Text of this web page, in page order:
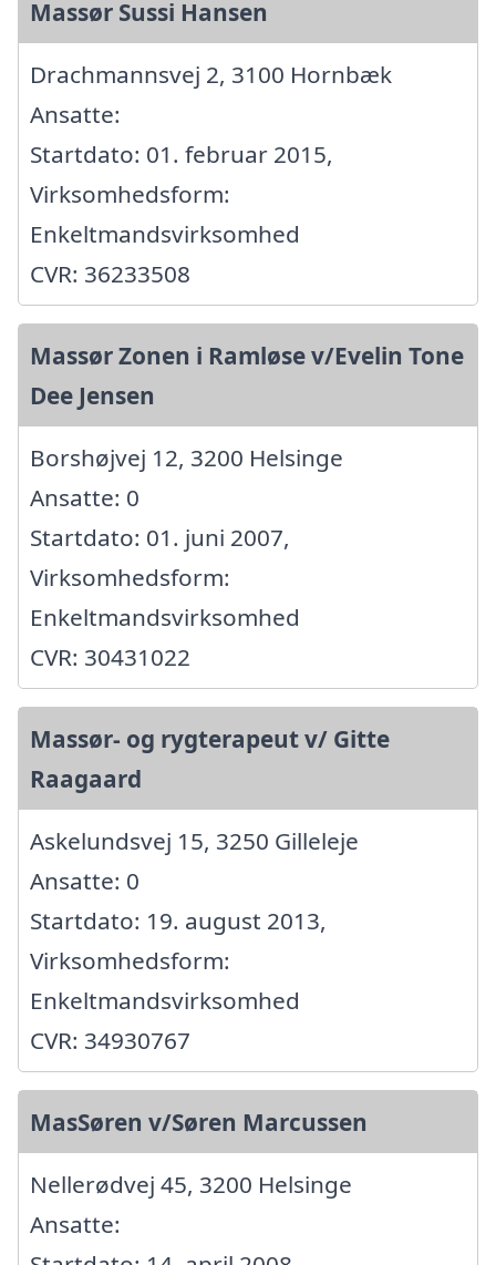
Massør Sussi Hansen
Drachmannsvej 2, 3100 Hornbæk
Ansatte:
Startdato: 01. februar 2015,
Virksomhedsform:
Enkeltmandsvirksomhed
CVR: 36233508
Massør Zonen i Ramløse v/Evelin Tone
Dee Jensen
Borshøjvej 12, 3200 Helsinge
Ansatte: 0
Startdato: 01. juni 2007,
Virksomhedsform:
Enkeltmandsvirksomhed
CVR: 30431022
Massør- og rygterapeut v/ Gitte
Raagaard
Askelundsvej 15, 3250 Gilleleje
Ansatte: 0
Startdato: 19. august 2013,
Virksomhedsform:
Enkeltmandsvirksomhed
CVR: 34930767
MasSøren v/Søren Marcussen
Nellerødvej 45, 3200 Helsinge
Ansatte: